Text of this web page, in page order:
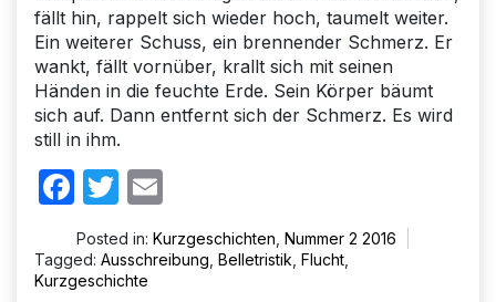
fällt hin, rappelt sich wieder hoch, taumelt weiter.
Ein weiterer Schuss, ein brennender Schmerz. Er
wankt, fällt vornüber, krallt sich mit seinen
Händen in die feuchte Erde. Sein Körper bäumt
sich auf. Dann entfernt sich der Schmerz. Es wird
still in ihm.
Facebook
Twitter
Posted in: Kurzgeschichten Nummer 2 2016
Tagged: Ausschreibung Belletristik Flucht
Kurzgeschichte